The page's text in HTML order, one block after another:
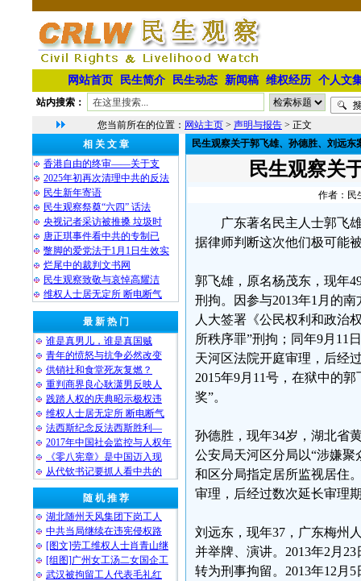
网站首页 民生简介 民生动态 新闻稿 维权经历 个人文
站内搜索：
您当前所在的位置： 网站主页 > 声明与报告 > 正文
相 关 文 章
香港自由的终审——关于支
2025年初再次清理中共的反法
民生新年寄语
民生观察祭奠“六四” 话法
央视记者采访被推搡 垃圾时
唐正琪事件看中共的专制已
蹩脚的爱党法于1月1日生效实
烂尾中的裁判文书网
民生观察致敬与哀悼高耀洁
维权人士居无定所 断电断气
最 新 热 门
谁是真男儿，谁是真国贼
青年的愤怒与抗争必然改变
供销社和食堂死灰复燃？
重判商界良心耿潇男反映人
践踏人权的庆典昭示极权违
维权人士居无定所 断电断气
法西斯纪念反法西斯胜利—
2017年中国社会监控与人权年
《零八宪章》是中国迈入现
从代钦书记要抓人看中共的
随 机 推 荐
湖北随州天风集团下岗工人
中共当局继续在违宪侵权路
[图文]劳工维权人士肖青山继
[组图]广州女工汤二女国企工
武汉被拘留工人代表毛礼红
民生观察关于郭飞雄、孙德胜、刘远东
民生观察关
作者：民
广东著名民主人士郭飞
据律师判断这次他们极可能
郭飞雄，原名杨茂东，现年
刑拘。因参与2013年1月的
人大签署《公民权利和政治
所秩序罪”刑拘；同年9月11
天河区法院开庭审理，后经
2015年9月11号，在狱中的
奖”。
孙德胜，现年34岁，湖北省
公安局天河区分局以“涉嫌聚
和区分局指定居所监视居住
审理，后经过数次延长审理
刘远东，现年37，广东梅州
并举牌、演讲。2013年2月
转为刑事拘留。2013年12月